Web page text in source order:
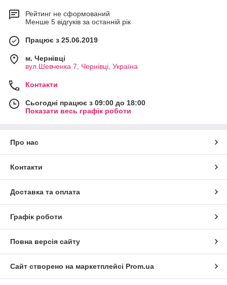
Рейтинг не сформований
Менше 5 відгуків за останній рік
Працює з 25.06.2019
м. Чернівці
вул.Шевченка 7, Чернівці, Україна
Контакти
Сьогодні працює з 09:00 до 18:00
Показати весь графік роботи
Про нас
Контакти
Доставка та оплата
Графік роботи
Повна версія сайту
Сайт створено на маркетплейсі Prom.ua